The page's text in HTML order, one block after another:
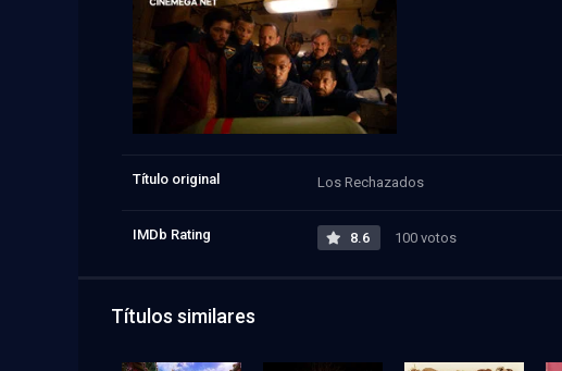
Título original Los Rechazados
IMDb Rating 8.6 100 votos
Títulos similares